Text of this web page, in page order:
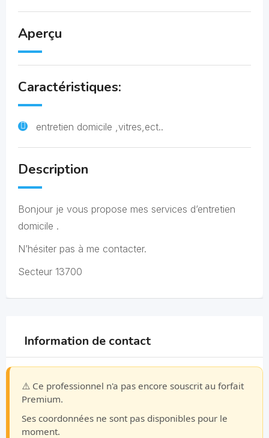
Aperçu
Caractéristiques:
entretien domicile ,vitres,ect..
Description
Bonjour je vous propose mes services d’entretien
domicile .
N’hésiter pas à me contacter.
Secteur 13700
Information de contact
⚠️ Ce professionnel n'a pas encore souscrit au forfait
Premium.
Ses coordonnées ne sont pas disponibles pour le
moment.